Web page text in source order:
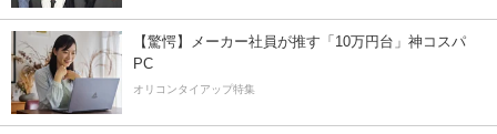
【驚愕】メーカー社員が推す「10万円台」神コスパ
PC
オリコンタイアップ特集